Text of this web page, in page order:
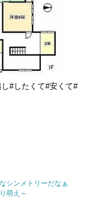
#したくて#安くて#
シンメトリーだなぁ
萌え～